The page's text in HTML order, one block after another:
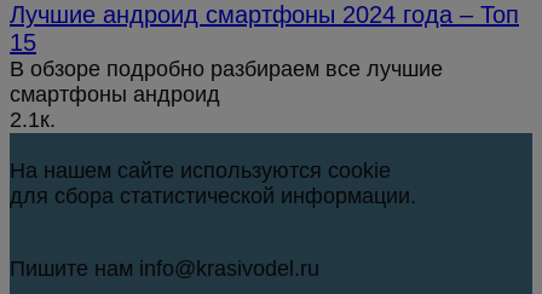
Лучшие андроид смартфоны 2024 года – Топ
15
В обзоре подробно разбираем все лучшие
смартфоны андроид
2.1к.
На нашем сайте используются cookie
для сбора статистической информации.
Пишите нам info@krasivodel.ru